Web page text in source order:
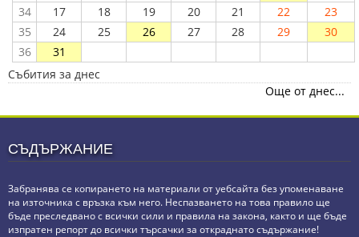
34
17 18 19 20 21 22
23
35
24 25 26 27 28 29
30
36
31
Събития за днес
Още от днес...
СЪДЪРЖАНИЕ
Забранява се копирането на материали от уебсайта без упоменаване
на източника с връзка към него. Неспазването на това правило ще
бъде преследвано с всички сили и правила на закона, както и ще бъде
изпратен репорт до всички търсачки за откраднато съдържание!